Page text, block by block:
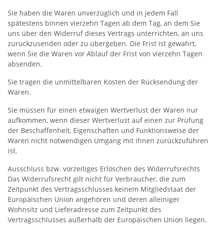
Sie haben die Waren unverzüglich und in jedem Fall
spätestens binnen vierzehn Tagen ab dem Tag, an dem Sie
uns über den Widerruf dieses Vertrags unterrichten, an uns
zurückzusenden oder zu übergeben. Die Frist ist gewahrt,
wenn Sie die Waren vor Ablauf der Frist von vierzehn Tagen
absenden.
Sie tragen die unmittelbaren Kosten der Rücksendung der
Waren.
Sie müssen für einen etwaigen Wertverlust der Waren nur
aufkommen, wenn dieser Wertverlust auf einen zur Prüfung
der Beschaffenheit, Eigenschaften und Funktionsweise der
Waren nicht notwendigen Umgang mit ihnen zurückzuführen
ist.
Ausschluss bzw. vorzeitiges Erlöschen des Widerrufsrechts
Das Widerrufsrecht gilt nicht für Verbraucher, die zum
Zeitpunkt des Vertragsschlusses keinem Mitgliedstaat der
Europäischen Union angehören und deren alleiniger
Wohnsitz und Lieferadresse zum Zeitpunkt des
Vertragsschlusses außerhalb der Europäischen Union liegen.